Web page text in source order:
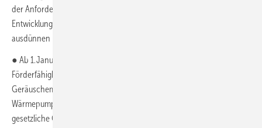
der Anforderungen werden einige Hersteller ohnehin eine
Entwicklungsoffensive starten und / oder ihr bestehendes Programm
ausdünnen müssen.
● Ab 1. Januar 2024 bzw. 1. Januar 2026 erfolgt als Kriterium für die
Förderfähigkeit eine Absenkung der Grenzwerte für
Geräuschemissionen des Außengeräts von Luft/Wasser-
Wärmepumpen (ab 2024 um 5 dB, ab 2026 um 10 dB niedriger als der
gesetzliche Grenzwert).